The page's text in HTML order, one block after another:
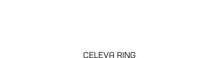
CELEVA RING